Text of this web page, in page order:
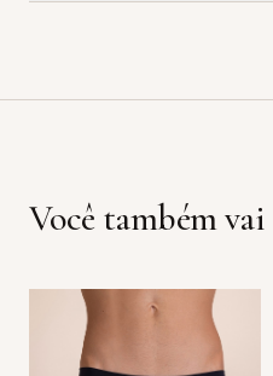
Você também vai